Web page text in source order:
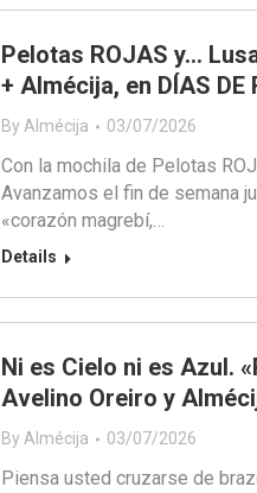
Pelotas ROJAS y…
+ Almécija, en DÍAS DE
By Almécija 03/07/2026
Con la mochila de Pelotas
Avanzamos el fin de semana
«corazón magrebí,…
Details
Ni es Cielo ni es Azul.
Avelino Oreiro y
By Almécija 03/07/2026
Piensa usted cruzarse de